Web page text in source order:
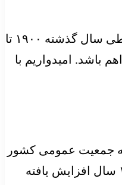
نجاتیان در ادامه با اشاره به موضوع مهاجرت پرستاران اظهار کرد: مهاجرت کادر درمان دغدغه اصلی ماست و باید در رأس امور قرار گیرد. طی سال گذشته ۱۹۰۰ تا
باشد. امیدواریم با
جمعیت عمومی کشور
در حال سالمند شدن است، جمعیت پرستاری کشور نیز در حال سالمند شدن است. میانگین سن کاری پرستاران در کشور به طور میانگین ۱۰ سال افزایش یافته